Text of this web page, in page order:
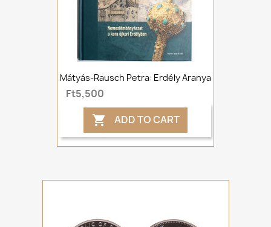
Mátyás-Rausch Petra: Erdély Aranya
Ft5,500
 ADD TO CART